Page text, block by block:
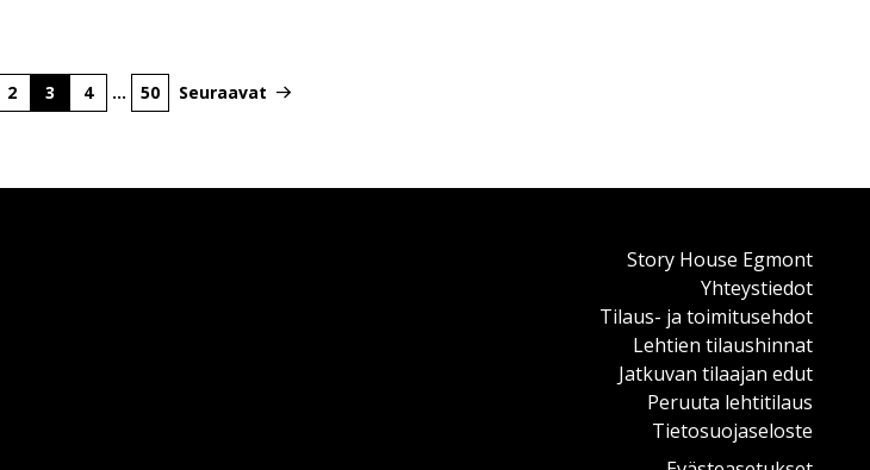
Sivu
2 Sivu
3 Sivu
4 … Sivu
50 Seuraavat
Story House Egmont
Yhteystiedot
Tilaus- ja toimitusehdot
Lehtien tilaushinnat
Jatkuvan tilaajan edut
Peruuta lehtitilaus
Tietosuojaseloste